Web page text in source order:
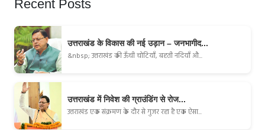
Recent Posts
उत्तराखंड के विकास की नई उड़ान – जनभागीद...
&nbsp; उत्तराखंड की ऊँची चोटियाँ, बहती नदियाँ औ...
उत्तराखंड में निवेश की ग्राउंडिंग से रोज...
उत्तराखंड एक संक्रमण के दौर से गुजर रहा है एक ऐसा...